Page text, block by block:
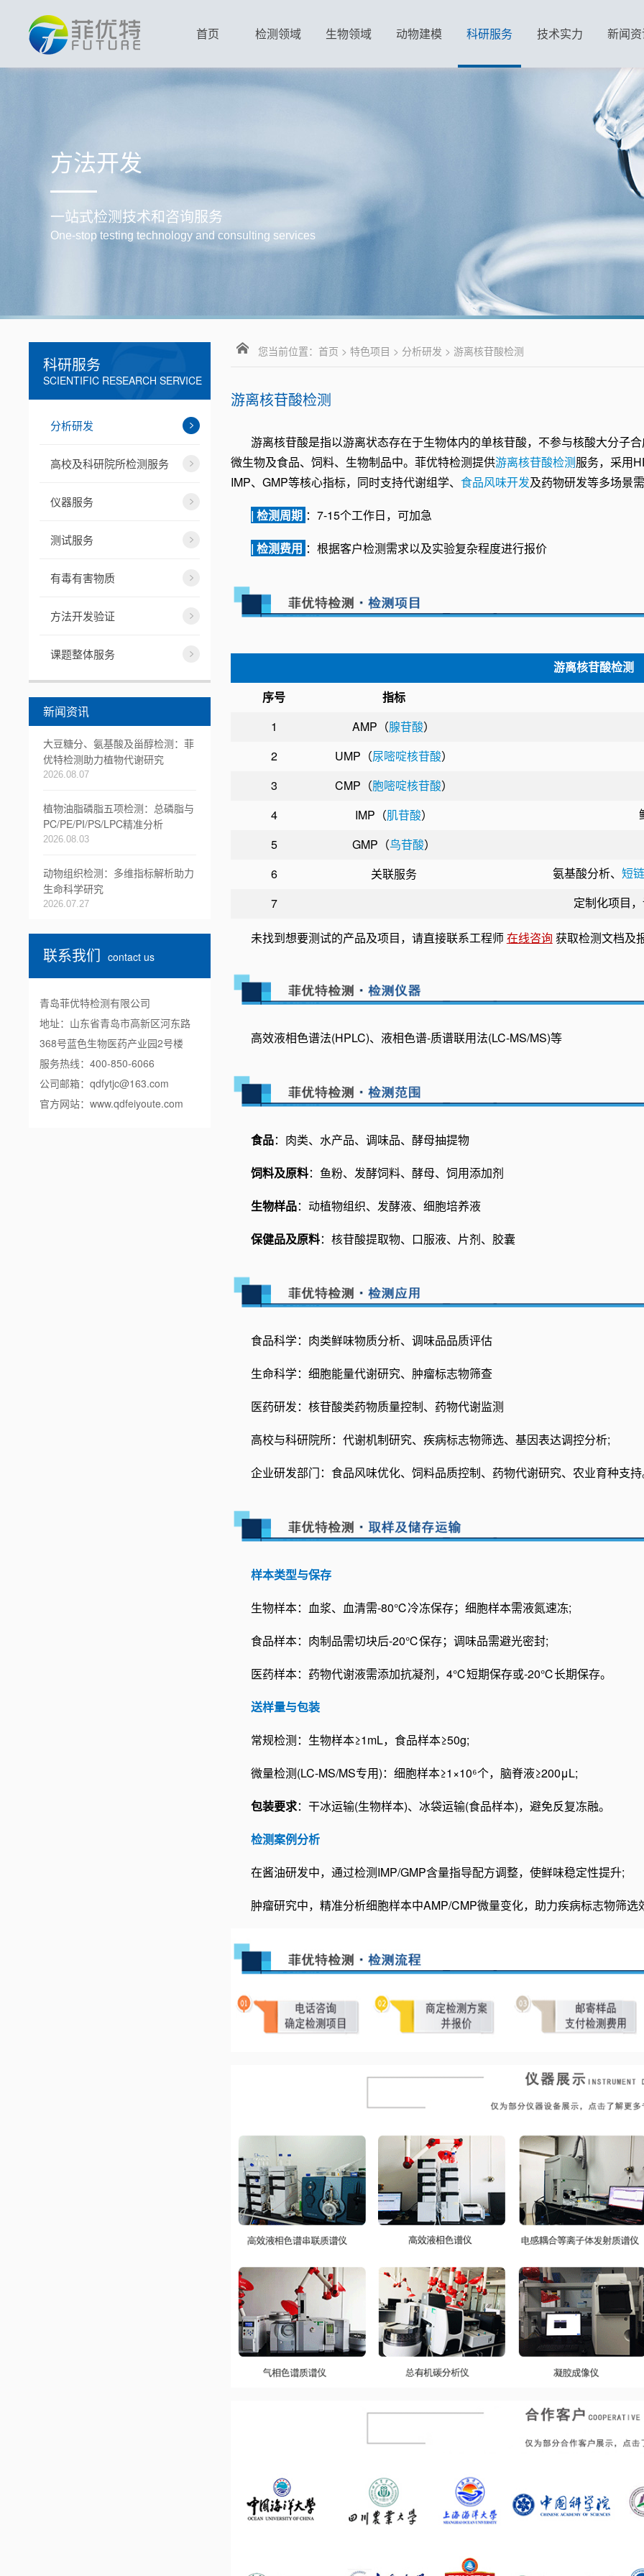
首页 检测领域 生物领域 动物建模 科研服务 技术实力 新闻
方法开发
一站式检测技术和咨询服务
One-stop testing technology and consulting services
科研服务
SCIENTIFIC RESEARCH SERVICE
分析研发
高校及科研院所检测服务
仪器服务
测试服务
有毒有害物质
方法开发验证
课题整体服务
新闻资讯
大豆糖分、氨基酸及甾醇检测：菲
优特检测助力植物代谢研究
2026.08.07
植物油脂磷脂五项检测：总磷脂与
PC/PE/PI/PS/LPC精准分析
2026.08.03
动物组织检测：多维指标解析助力
生命科学研究
2026.07.27
联系我们 contact us
青岛菲优特检测有限公司
地址：山东省青岛市高新区河东路
368号蓝色生物医药产业园2号楼
服务热线：400-850-6066
公司邮箱：qdfytjc@163.com
官方网站：www.qdfeiyoute.com
您当前位置： 首页 > 特色项目 > 分析研发 > 游离核苷酸检测
游离核苷酸检测
游离核苷酸是指以游离状态存在于生物体内的单核苷酸，不参与核酸大分子
微生物及食品、饲料、生物制品中。菲优特检测提供游离核苷酸检测服务，采用
IMP、GMP等核心指标，同时支持代谢组学、 食品风味开发及药物研发等多场景
| 检测周期 ：7-15个工作日，可加急
| 检测费用 ：根据客户检测需求以及实验复杂程度进行报价
游离核苷酸检测
序号
指标
1
AMP（腺苷酸）
2
UMP（尿嘧啶核苷酸）
3
CMP（胞嘧啶核苷酸）
4
IMP（肌苷酸）
5
GMP（鸟苷酸）
6
关联服务 氨基酸分析、 短
7
定制化项目
未找到想要测试的产品及项目，请直接联系工程师在线咨询 获取检测文档及
高效液相色谱法(HPLC)、液相色谱-质谱联用法(LC-MS/MS)等
食品：肉类、水产品、调味品、酵母抽提物
饲料及原料：鱼粉、发酵饲料、酵母、饲用添加剂
生物样品：动植物组织、发酵液、细胞培养液
保健品及原料：核苷酸提取物、口服液、片剂、胶囊
食品科学：肉类鲜味物质分析、调味品品质评估
生命科学：细胞能量代谢研究、肿瘤标志物筛查
医药研发：核苷酸类药物质量控制、药物代谢监测
高校与科研院所：代谢机制研究、疾病标志物筛选、基因表达调控分析;
企业研发部门：食品风味优化、饲料品质控制、药物代谢研究、农业育种支
样本类型与保存
生物样本：血浆、血清需-80℃冷冻保存；细胞样本需液氮速冻;
食品样本：肉制品需切块后-20℃保存；调味品需避光密封;
医药样本：药物代谢液需添加抗凝剂，4℃短期保存或-20℃长期保存。
送样量与包装
常规检测：生物样本≥1mL，食品样本≥50g;
微量检测(LC-MS/MS专用)：细胞样本≥1×10⁶个，脑脊液≥200μL;
包装要求：干冰运输(生物样本)、冰袋运输(食品样本)，避免反复冻融。
检测案例分析
在酱油研发中，通过检测IMP/GMP含量指导配方调整，使鲜味稳定性提升;
肿瘤研究中，精准分析细胞样本中AMP/CMP微量变化，助力疾病标志物筛选